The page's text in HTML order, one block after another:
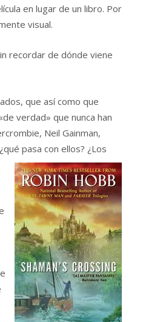
en lugar de un libro. Por
visual.
recordar de dónde viene
que así como que
verdad» que nunca han
Neil Gainman,
pasa con ellos? ¿Los